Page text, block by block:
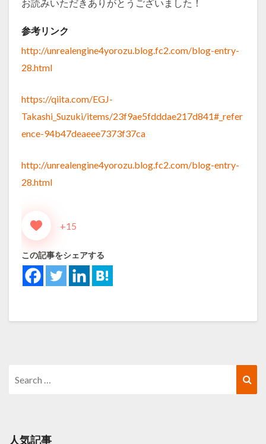
お読みいただきありがとうございました！
参考リンク
http://unrealengine4yorozu.blog.fc2.com/blog-entry-
28.html
https://qiita.com/EGJ-
Takashi_Suzuki/items/23f9ae5fdddae217d841#_refer
ence-94b47deaeee7373f37ca
http://unrealengine4yorozu.blog.fc2.com/blog-entry-
28.html
+15
この記事をシェアする
人気記事